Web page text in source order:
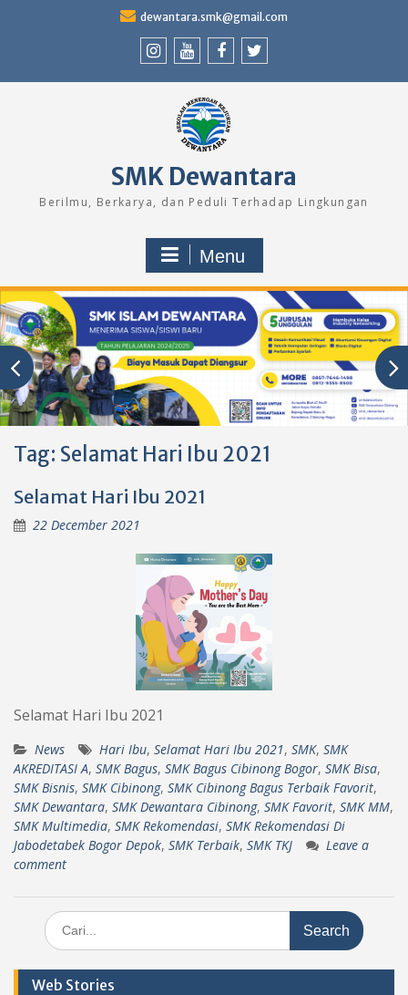
dewantara.smk@gmail.com
SMK Dewantara
Berilmu, Berkarya, dan Peduli Terhadap Lingkungan
Menu
Tag: Selamat Hari Ibu 2021
Selamat Hari Ibu 2021
22 December 2021
Selamat Hari Ibu 2021
News Hari Ibu, Selamat Hari Ibu 2021, SMK, SMK
AKREDITASI A, SMK Bagus, SMK Bagus Cibinong Bogor, SMK Bisa,
SMK Bisnis, SMK Cibinong, SMK Cibinong Bagus Terbaik Favorit,
SMK Dewantara, SMK Dewantara Cibinong, SMK Favorit, SMK MM,
SMK Multimedia, SMK Rekomendasi, SMK Rekomendasi Di
Jabodetabek Bogor Depok, SMK Terbaik, SMK TKJ
Leave a
comment
Search
for:
Web Stories